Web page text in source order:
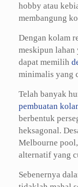
hobby atau
membangung
Dengan kolam
meskipun lahan
dapat memilih
minimalis yang
Telah banyak
pembuatan
berbentuk
heksagonal.
Melbourne
alternatif yang
Sebenernya